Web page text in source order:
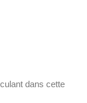
dans cette